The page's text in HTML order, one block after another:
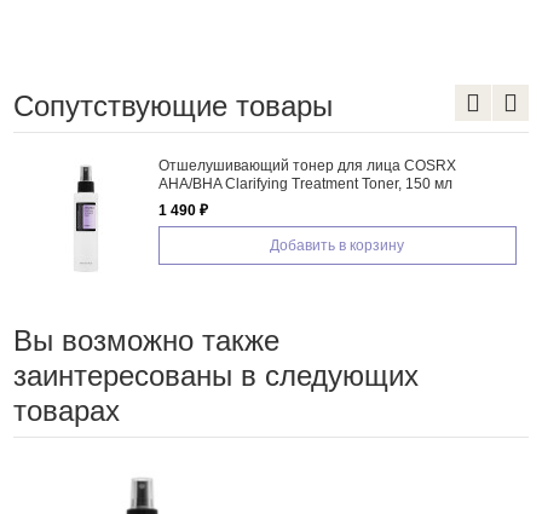
Сопутствующие товары
Отшелушивающий тонер для лица COSRX
AHA/BHA Clarifying Treatment Toner, 150 мл
1 490 ₽
Добавить в корзину
Вы возможно также
заинтересованы в следующих
товарах